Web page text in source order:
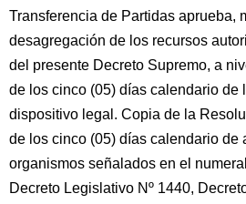
Transferencia de Partidas aprueba,
desagregación de los recursos
del presente Decreto Supremo, a
de los cinco (05) días calendario de
dispositivo legal. Copia de la
de los cinco (05) días calendario de
organismos señalados en el
Decreto Legislativo Nº 1440,